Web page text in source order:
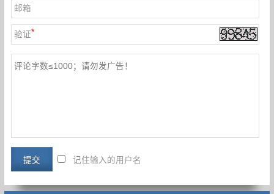
邮箱
验证*
记住输入的用户名